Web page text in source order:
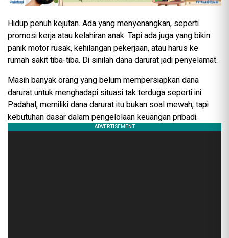
Hidup penuh kejutan. Ada yang menyenangkan, seperti
promosi kerja atau kelahiran anak. Tapi ada juga yang bikin
panik motor rusak, kehilangan pekerjaan, atau harus ke
rumah sakit tiba-tiba. Di sinilah dana darurat jadi penyelamat.
Masih banyak orang yang belum mempersiapkan dana
darurat untuk menghadapi situasi tak terduga seperti ini.
Padahal, memiliki dana darurat itu bukan soal mewah, tapi
kebutuhan dasar dalam pengelolaan keuangan pribadi.